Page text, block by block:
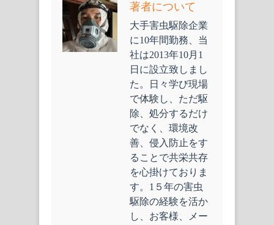
著者について
大手害虫駆除企業
に10年間勤務、当
社は2013年10月1
日に設立致しまし
た。日々学び現場
で体験し、ただ駆
除、処分するだけ
でなく、環境改
善、侵入防止をす
ることで共栄共存
を心掛けておりま
す。1５年の害虫
駆除の経験を活か
し、お客様、メー